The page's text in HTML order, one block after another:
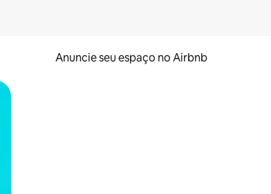
Anuncie seu espaço no Airbnb